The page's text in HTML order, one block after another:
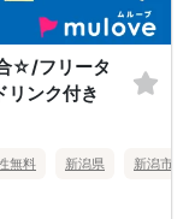
☆/フリータ
リンク付き
無料 新潟県 新潟市